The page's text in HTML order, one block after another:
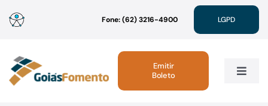
para
conteúdo
Fone: (62) 3216-4900 LGPD
Toggle
Emitir
Boleto